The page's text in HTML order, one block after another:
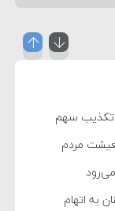
تکذیب سهم
مردم
به اتهام